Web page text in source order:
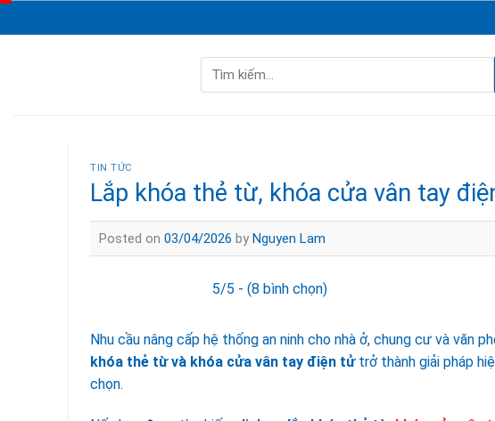
to
kiếm:
TIN TỨC
Lắp khóa thẻ từ, khóa cửa vân tay
Posted on 03/04/2026 by Nguyen Lam
5/5 - (8 bình chọn)
Nhu cầu nâng cấp hệ thống an ninh cho nhà ở, chung cư và văn
khóa thẻ từ và khóa cửa vân tay điện tửtrở thành giải pháp
chọn.